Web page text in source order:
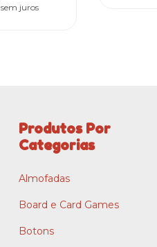
sem juros
Produtos Por
Categorias
Almofadas
Board e Card Games
Botons